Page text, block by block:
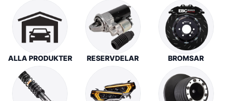
ALLA PRODUKTER RESERVDELAR BROMSAR